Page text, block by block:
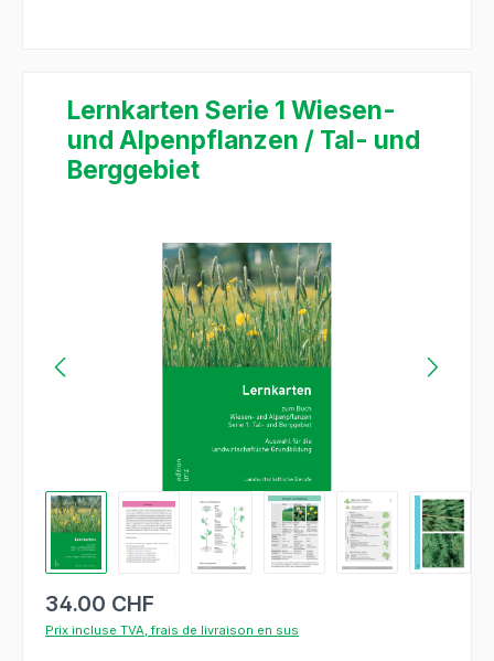
Lernkarten Serie 1 Wiesen-
und Alpenpflanzen / Tal- und
Berggebiet
Ignorer la galerie d'images
34.00 CHF
Prix incluse TVA, frais de livraison en sus